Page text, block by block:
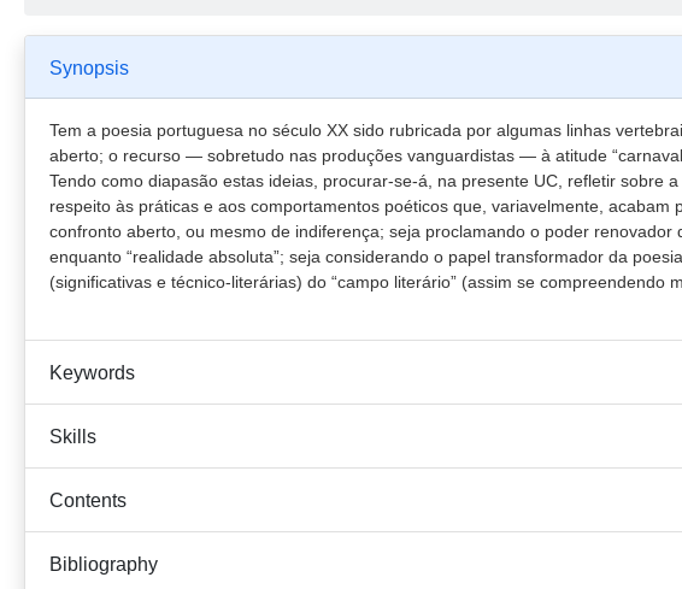
Synopsis
Tem a poesia portuguesa no século XX sido rubricada por algumas linhas
aberto; o recurso — sobretudo nas produções vanguardistas — à atitude
Tendo como diapasão estas ideias, procurar-se-á, na presente UC, refletir sobre
respeito às práticas e aos comportamentos poéticos que, variavelmente,
confronto aberto, ou mesmo de indiferença; seja proclamando o poder
enquanto “realidade absoluta”; seja considerando o papel transformador da
(significativas e técnico-literárias) do “campo literário” (assim se
Keywords
Skills
Contents
Bibliography